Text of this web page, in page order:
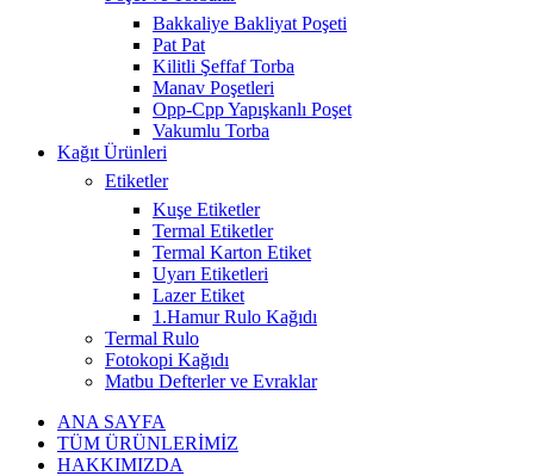
Bakkaliye Bakliyat Poşeti
Pat Pat
Kilitli Şeffaf Torba
Manav Poşetleri
Opp-Cpp Yapışkanlı Poşet
Vakumlu Torba
Kağıt Ürünleri
Etiketler
Kuşe Etiketler
Termal Etiketler
Termal Karton Etiket
Uyarı Etiketleri
Lazer Etiket
1.Hamur Rulo Kağıdı
Termal Rulo
Fotokopi Kağıdı
Matbu Defterler ve Evraklar
ANA SAYFA
TÜM ÜRÜNLERİMİZ
HAKKIMIZDA